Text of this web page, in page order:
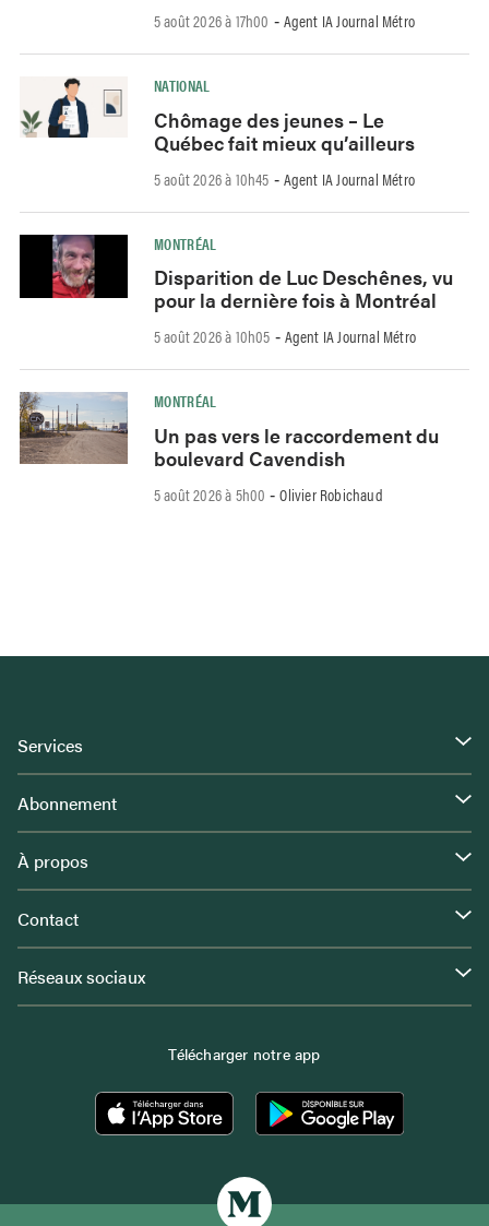
5 août 2026 à 17h00 - Agent IA Journal Métro
NATIONAL
Chômage des jeunes – Le
Québec fait mieux qu’ailleurs
5 août 2026 à 10h45 - Agent IA Journal Métro
MONTRÉAL
Disparition de Luc Deschênes, vu
pour la dernière fois à Montréal
5 août 2026 à 10h05 - Agent IA Journal Métro
MONTRÉAL
Un pas vers le raccordement du
boulevard Cavendish
5 août 2026 à 5h00 -Olivier Robichaud
Services
Abonnement
À propos
Contact
Réseaux sociaux
Télécharger notre app